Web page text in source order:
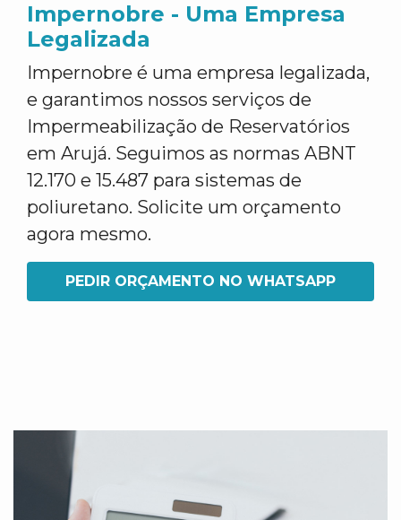
Impernobre - Uma Empresa
Legalizada
Impernobre é uma empresa legalizada,
e garantimos nossos serviços de
Impermeabilização de Reservatórios
em Arujá. Seguimos as normas ABNT
12.170 e 15.487 para sistemas de
poliuretano. Solicite um orçamento
agora mesmo.
PEDIR ORÇAMENTO NO WHATSAPP